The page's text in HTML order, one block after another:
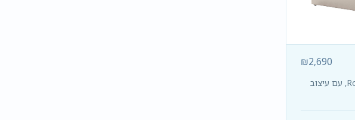
₪2,690
מיטת Odis זוגית אורתופדית מסדרת Royalty, עם עיצוב